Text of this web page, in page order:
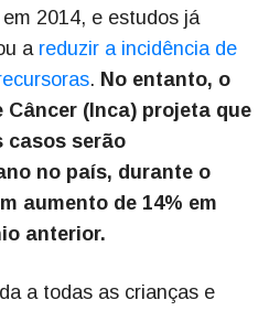
2014, e estudos já
a reduzir a incidência de
. No entanto, o
Câncer (Inca) projeta que
casos serão
no país, durante o
aumento de 14% em
anterior.
a todas as crianças e